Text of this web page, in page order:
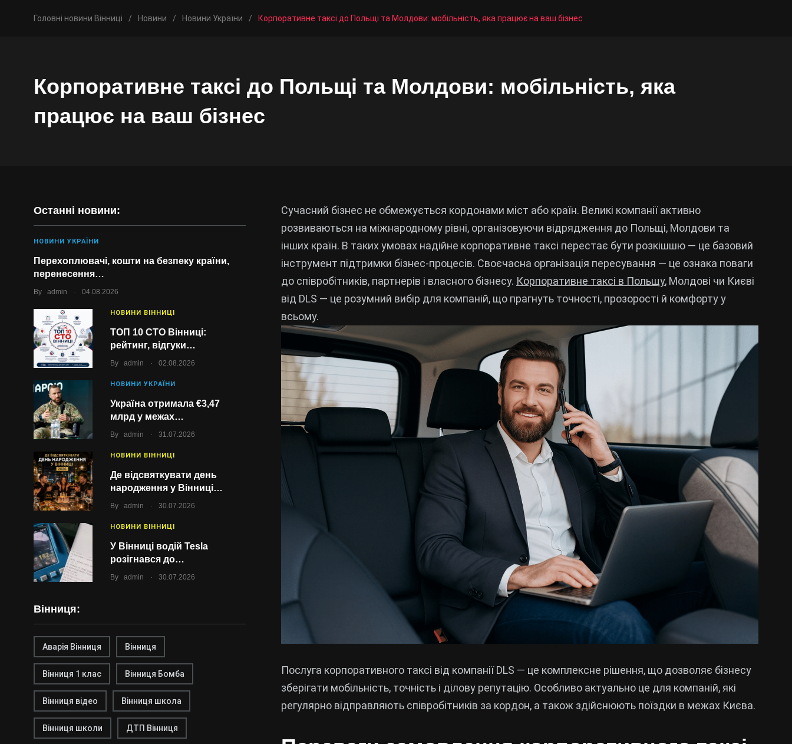
Головні новини Вінниці / Новини / Новини України / Корпоративне таксі до Польщі та Молдови: мобільність, яка працює на ваш бізнес
Корпоративне таксі до Польщі та Молдови: мобільність, яка
працює на ваш бізнес
Останні новини:
НОВИНИ УКРАЇНИ
Перехоплювачі, кошти на безпеку країни,
перенесення…
By admin . 04.08.2026
НОВИНИ ВІННИЦІ
ТОП 10 СТО Вінниці:
рейтинг, відгуки…
By admin . 02.08.2026
НОВИНИ УКРАЇНИ
Україна отримала €3,47
млрд у межах…
By admin . 31.07.2026
НОВИНИ ВІННИЦІ
Де відсвяткувати день
народження у Вінниці…
By admin . 30.07.2026
НОВИНИ ВІННИЦІ
У Вінниці водій Tesla
розігнався до…
By admin . 30.07.2026
Вінниця:
Аварія Вінниця Вінниця
Вінниця 1 клас Вінниця Бомба
Вінниця відео Вінниця школа
Вінниця школи ДТП Вінниця
Сучасний бізнес не обмежується кордонами міст або країн. Великі компанії активно
розвиваються на міжнародному рівні, організовуючи відрядження до Польщі, Молдови та
інших країн. В таких умовах надійне корпоративне таксі перестає бути розкішшю — це базовий
інструмент підтримки бізнес-процесів. Своєчасна організація пересування — це ознака поваги
до співробітників, партнерів і власного бізнесу. Корпоративне таксі в Польщу, Молдові чи Києві
від DLS — це розумний вибір для компаній, що прагнуть точності, прозорості й комфорту у
всьому.
Послуга корпоративного таксі від компанії DLS — це комплексне рішення, що дозволяє бізнесу
зберігати мобільність, точність і ділову репутацію. Особливо актуально це для компаній, які
регулярно відправляють співробітників за кордон, а також здійснюють поїздки в межах Києва.